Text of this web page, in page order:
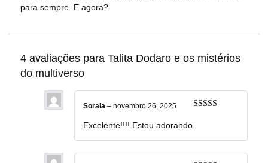
para sempre. E agora?
4 avaliações para Talita Dodaro e os mistérios
do multiverso
Soraia – novembro 26, 2025
Excelente!!!! Estou adorando.